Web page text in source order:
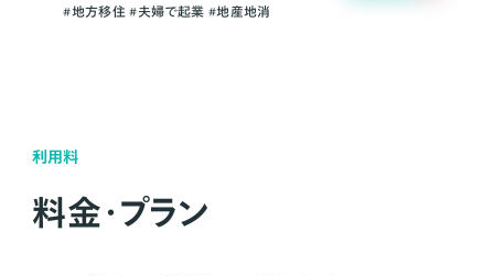
#地方移住 #夫婦で起業 #地産地消
利用料
料金・プラン